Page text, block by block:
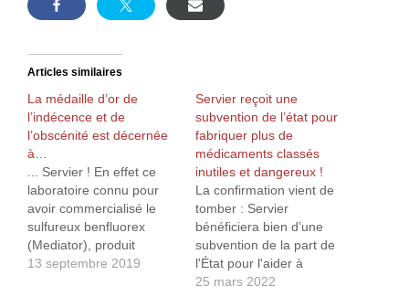
Articles similaires
La médaille d’or de
l’indécence et de
l’obscénité est décernée
à…
... Servier ! En effet ce
laboratoire connu pour
avoir commercialisé le
sulfureux benfluorex
(Mediator), produit
totalement inefficace
13 septembre 2019
Servier reçoit une
subvention de l’état pour
fabriquer plus de
médicaments classés
inutiles et dangereux !
La confirmation vient de
tomber : Servier
bénéficiera bien d’une
subvention de la part de
l'État pour l'aider à
fabriquer davantage de
25 mars 2022